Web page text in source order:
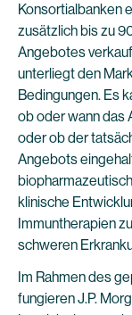
Konsortialbanken
zusätzlich bis zu
Angebotes
unterliegt den
Bedingungen. Es
ob oder wann das
oder ob der
Angebots
klinische
Immuntherapien
schweren
Im Rahmen des
fungieren J.P.